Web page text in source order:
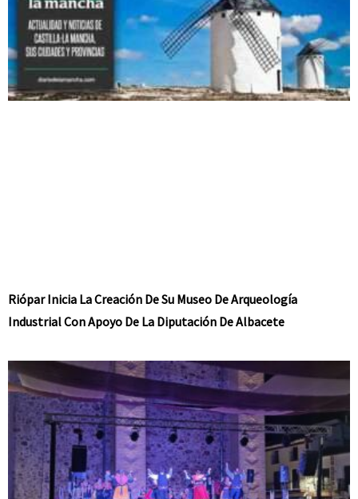
Riópar Inicia La Creación De Su Museo De Arqueología
Industrial Con Apoyo De La Diputación De Albacete